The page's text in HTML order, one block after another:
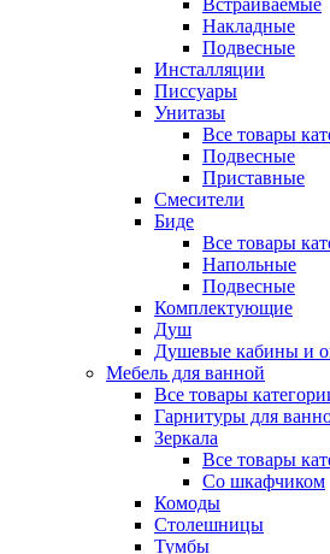
Встраиваемые
Накладные
Подвесные
Инсталляции
Писсуары
Унитазы
Все товары
Подвесные
Приставные
Смесители
Биде
Все товары
Напольные
Подвесные
Комплектующие
Душ
Душевые кабины и
Мебель для ванной
Все товары
Гарнитуры для
Зеркала
Все товары
Со шкафчиком
Комоды
Столешницы
Тумбы